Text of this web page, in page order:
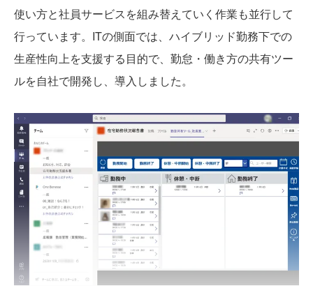
使い方と社員サービスを組み替えていく作業も並行して
行っています。ITの側面では、ハイブリッド勤務下での
生産性向上を支援する目的で、勤怠・働き方の共有ツー
ルを自社で開発し、導入しました。